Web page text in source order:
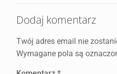
Dodaj komentarz
Twój adres email nie
Wymagane pola są